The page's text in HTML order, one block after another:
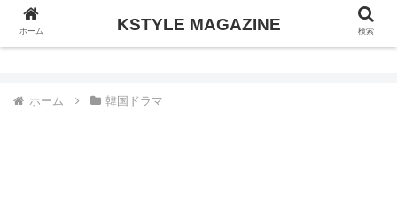
KSTYLE MAGAZINE
ホーム 韓国ドラマ
ホーム KSTYLE MAGAZINE 検索